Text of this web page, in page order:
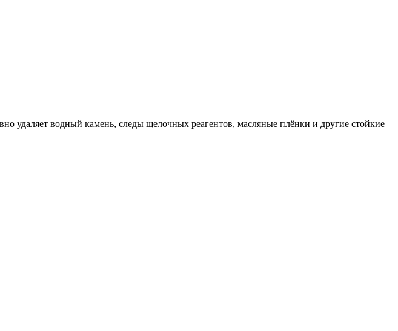
удаляет водный камень, следы щелочных реагентов, масляные плёнки и другие стойкие